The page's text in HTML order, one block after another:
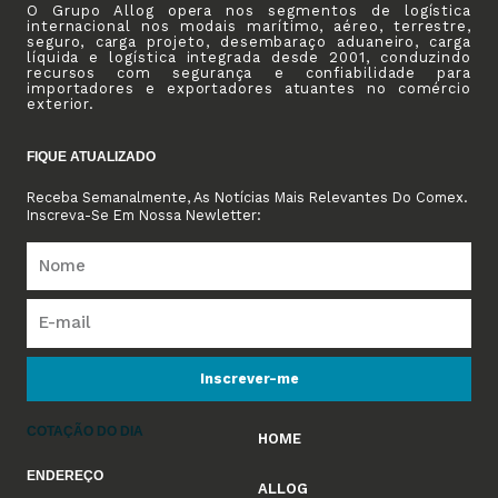
O Grupo Allog opera nos segmentos de logística
internacional nos modais marítimo, aéreo, terrestre,
seguro, carga projeto, desembaraço aduaneiro, carga
líquida e logística integrada desde 2001, conduzindo
recursos com segurança e confiabilidade para
importadores e exportadores atuantes no comércio
exterior.
FIQUE ATUALIZADO
Receba Semanalmente, As Notícias Mais Relevantes Do Comex.
Inscreva-Se Em Nossa Newletter:
Inscrever-me
COTAÇÃO DO DIA
ENDEREÇO
HOME
ALLOG